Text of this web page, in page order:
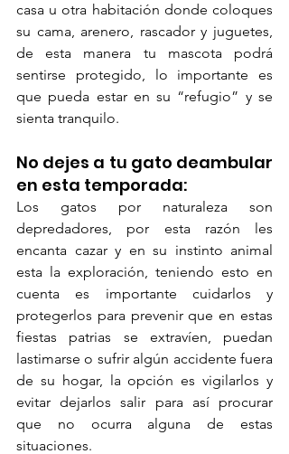
casa u otra habitación donde coloques
su cama, arenero, rascador y juguetes,
de esta manera tu mascota podrá
sentirse protegido, lo importante es
que pueda estar en su “refugio” y se
sienta tranquilo.
No dejes a tu gato deambular
en esta temporada:
Los gatos por naturaleza son
depredadores, por esta razón les
encanta cazar y en su instinto animal
esta la exploración, teniendo esto en
cuenta es importante cuidarlos y
protegerlos para prevenir que en estas
fiestas patrias se extravíen, puedan
lastimarse o sufrir algún accidente fuera
de su hogar, la opción es vigilarlos y
evitar dejarlos salir para así procurar
que no ocurra alguna de estas
situaciones.